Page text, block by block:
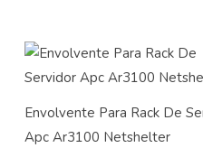
Envolvente Para Rack De
Apc Ar3100 Netshelter